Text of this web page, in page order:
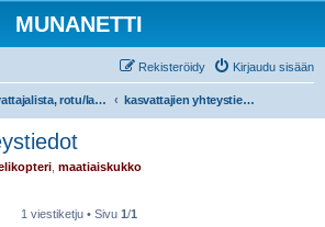
MUNANETTI
Kirjaudu sisään
Rekisteröidy
kasvattajalista, rotu/lajiesittelyt, siipikarjatarvikekaupat kasvattajien yhteystiedot
maatiaiskukko
1 viestiketju • Sivu 1/1